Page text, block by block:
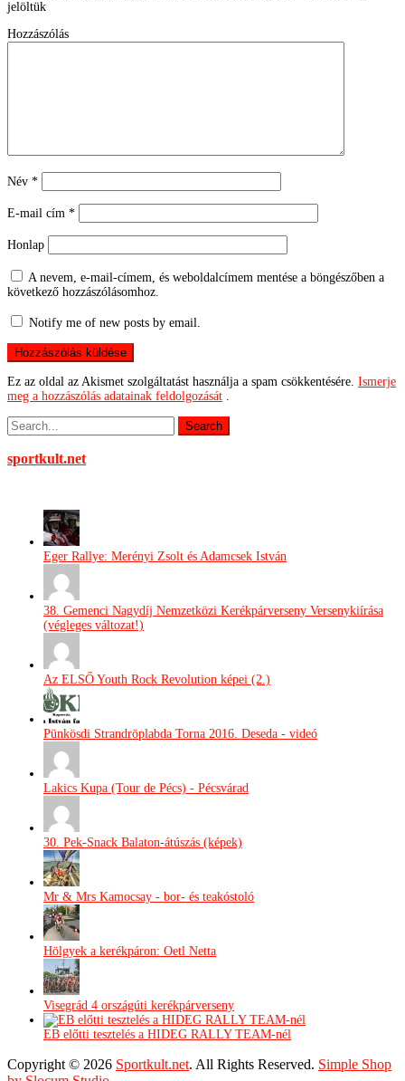
jelöltük
Hozzászólás
Név *
E-mail cím *
Honlap
A nevem, e-mail-címem, és weboldalcímem mentése a böngészőben a
következő hozzászólásomhoz.
Notify me of new posts by email.
Ez az oldal az Akismet szolgáltatást használja a spam csökkentésére. Ismerje
meg a hozzászólás adatainak feldolgozását
sportkult.net
Eger Rallye: Merényi Zsolt és Adamcsek István
38. Gemenci Nagydíj Nemzetközi Kerékpárverseny Versenykiírása
(végleges változat!)
Az ELSŐ Youth Rock Revolution képei (2.)
Pünkösdi Strandröplabda Torna 2016. Deseda - videó
Lakics Kupa (Tour de Pécs) - Pécsvárad
30. Pek-Snack Balaton-átúszás (képek)
Mr & Mrs Kamocsay - bor- és teakóstoló
Hölgyek a kerékpáron: Oetl Netta
Visegrád 4 országúti kerékpárverseny
EB előtti tesztelés a HIDEG RALLY TEAM-nél
Copyright © 2026 Sportkult.net. All Rights Reserved. Simple Shop